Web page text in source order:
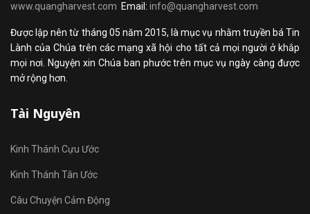
www.quangharvest.com Email: info@quangharvest.com
Được lập nên từ tháng 05 năm 2015, là mục vụ nhằm truyền bá Tin
Lành của Chúa trên các mạng xã hội cho tất cả mọi người ở khắp
mọi nơi. Nguyện xin Chúa ban phước trên mục vụ ngày càng được
mở rộng hơn.
Tài Nguyên
Kinh Thánh Cựu Ước
Kinh Thánh Tân Ước
Câu Chuyện Cảm Động